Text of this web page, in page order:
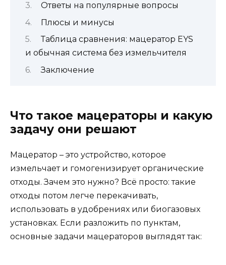
Ответы на популярные вопросы
Плюсы и минусы
Таблица сравнения: мацератор EYS
и обычная система без измельчителя
Заключение
Что такое мацераторы и какую
задачу они решают
Мацератор – это устройство, которое
измельчает и гомогенизирует органические
отходы. Зачем это нужно? Всё просто: такие
отходы потом легче перекачивать,
использовать в удобрениях или биогазовых
установках. Если разложить по пунктам,
основные задачи мацераторов выглядят так: